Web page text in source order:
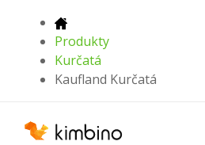
Produkty
Kurčatá
Kaufland Kurčatá